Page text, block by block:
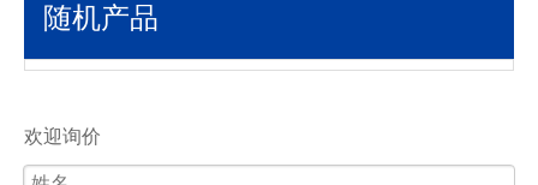
随机产品
欢迎询价